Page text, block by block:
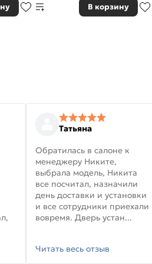
В корзину
Татьяна
Обратилась в салоне к
менеджеру Никите,
выбрала модель, Никита
все посчитал, назначили
день доставки и установки
и все сотрудники приехали
вовремя. Дверь устан...
Читать весь отзыв